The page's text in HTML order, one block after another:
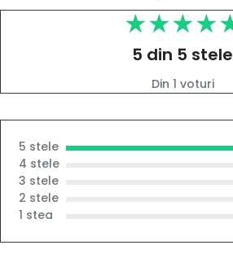
5 din 5 stele
Din 1 voturi
5 stele
4 stele
3 stele
2 stele
1 stea